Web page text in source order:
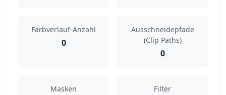
Farbverlauf-Anzahl
0
Ausschneidepfade
(Clip Paths)
0
Masken Filter